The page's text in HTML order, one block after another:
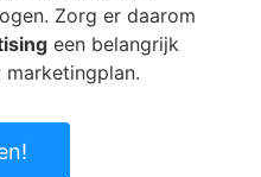
Zorg er daarom
een belangrijk